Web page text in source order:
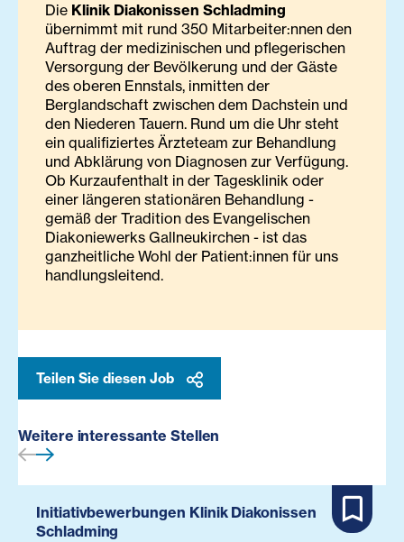
Die Klinik Diakonissen Schladming
übernimmt mit rund 350 Mitarbeiter:nnen den
Auftrag der medizinischen und pflegerischen
Versorgung der Bevölkerung und der Gäste
des oberen Ennstals, inmitten der
Berglandschaft zwischen dem Dachstein und
den Niederen Tauern. Rund um die Uhr steht
ein qualifiziertes Ärzteteam zur Behandlung
und Abklärung von Diagnosen zur Verfügung.
Ob Kurzaufenthalt in der Tagesklinik oder
einer längeren stationären Behandlung -
gemäß der Tradition des Evangelischen
Diakoniewerks Gallneukirchen - ist das
ganzheitliche Wohl der Patient:innen für uns
handlungsleitend.
Teilen Sie diesen Job
Weitere interessante Stellen
Initiativbewerbungen Klinik Diakonissen
Schladming